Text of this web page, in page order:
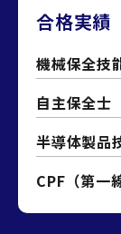
合格実績
機械保全技
自主保全士
半導体製品
CPF（第一